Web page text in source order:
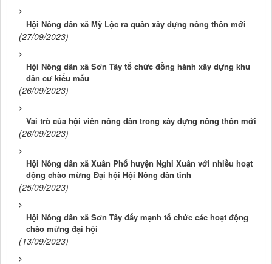
Hội Nông dân xã Mỹ Lộc ra quân xây dựng nông thôn mới
(27/09/2023)
Hội Nông dân xã Sơn Tây tổ chức đồng hành xây dựng khu
dân cư kiểu mẫu
(26/09/2023)
Vai trò của hội viên nông dân trong xây dựng nông thôn mới
(26/09/2023)
Hội Nông dân xã Xuân Phổ huyện Nghi Xuân với nhiều hoạt
động chào mừng Đại hội Hội Nông dân tỉnh
(25/09/2023)
Hội Nông dân xã Sơn Tây đẩy mạnh tổ chức các hoạt động
chào mừng đại hội
(13/09/2023)